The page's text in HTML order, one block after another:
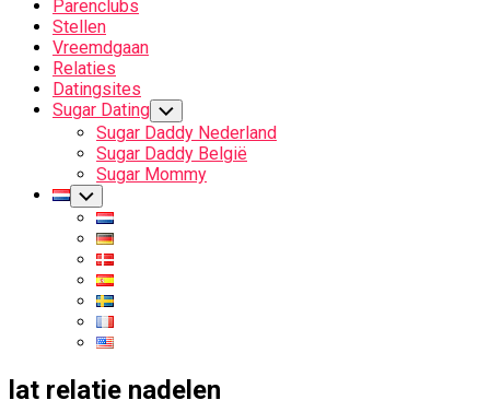
Parenclubs
Stellen
Vreemdgaan
Relaties
Datingsites
Sugar Dating Toggle
Child
Menu
Sugar Daddy Nederland
Sugar Daddy België
Sugar Mommy
Current
Page
Parent
Toggle
Child
Menu
lat relatie nadelen